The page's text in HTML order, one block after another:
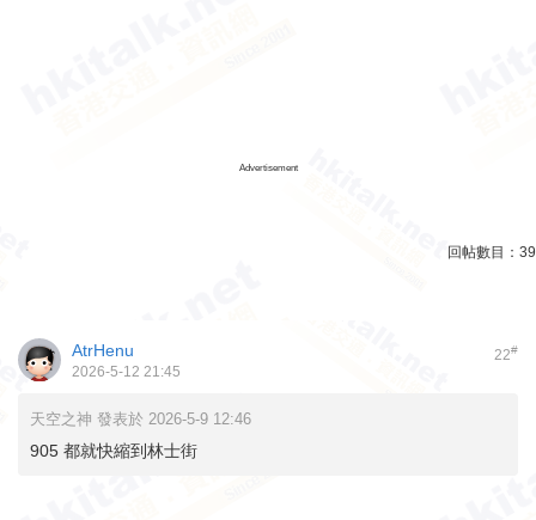
Advertisement
回帖數目： 39
22#
AtrHenu
2026-5-12 21:45
天空之神 發表於 2026-5-9 12:46
905 都就快縮到林士街